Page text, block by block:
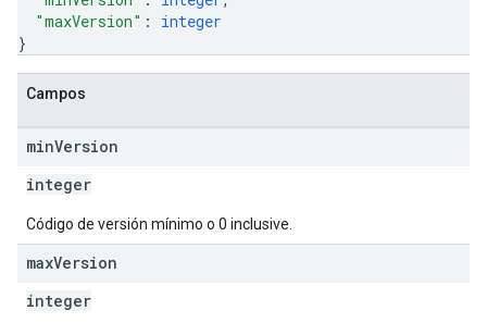
"maxVersion" : integer
}
Campos
minVersion
integer
Código de versión mínimo o 0 inclusive.
maxVersion
integer